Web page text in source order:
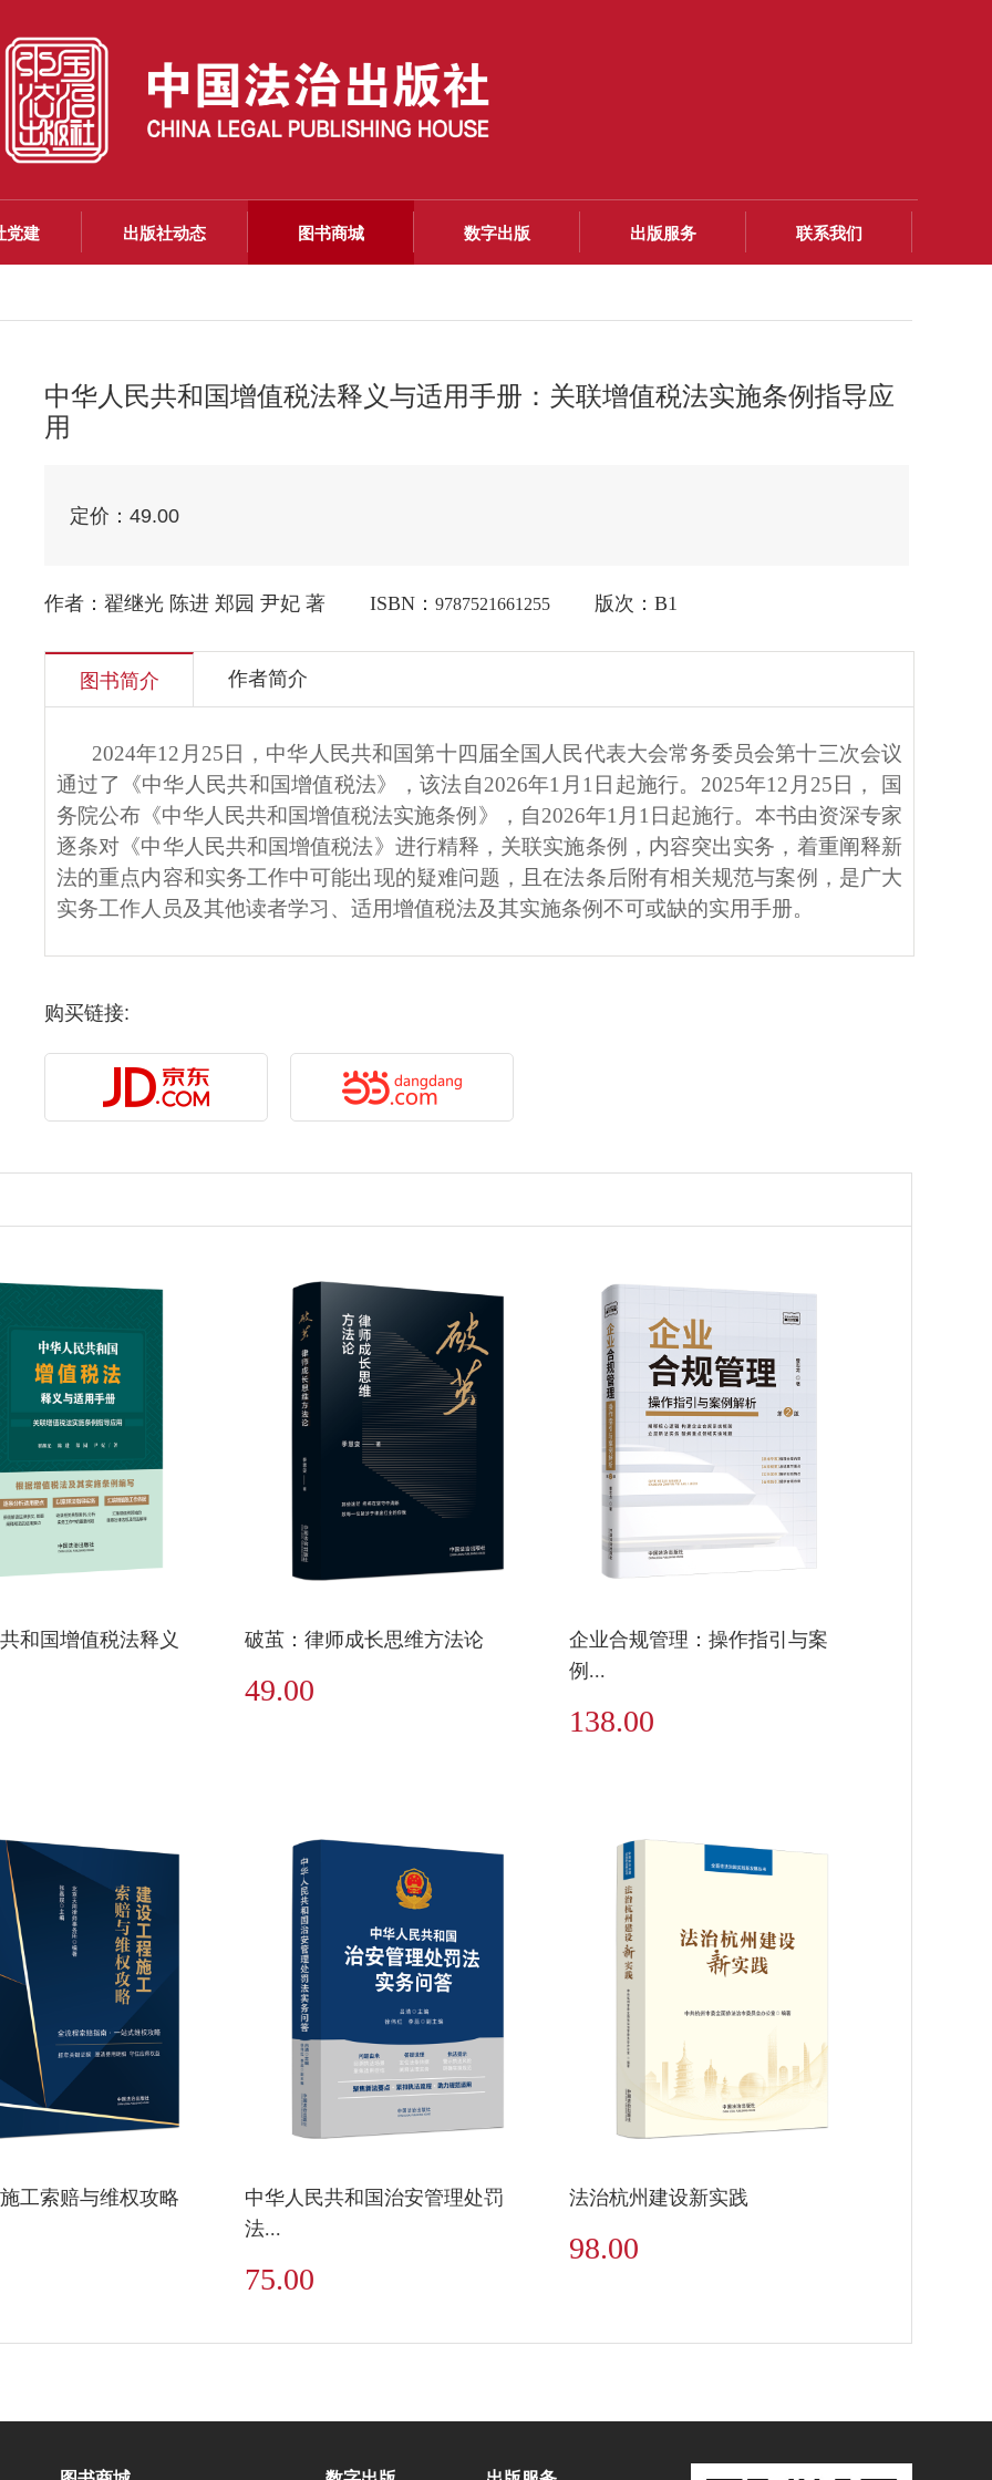
党建 出版社动态 图书商城 数字出版 出版服务 联系我们
中华人民共和国增值税法释义与适用手册：关联增值税法实施条例指导应
用
定价： 49.00
作者：翟继光 陈进 郑园 尹妃 著 ISBN： 9787521661255 版次：B1
图书简介 作者简介
2024年12月25日，中华人民共和国第十四届全国人民代表大会常务委员会第十三次会议
通过了《中华人民共和国增值税法》，该法自2026年1月1日起施行。2025年12月25日， 国
务院公布《中华人民共和国增值税法实施条例》，自2026年1月1日起施行。本书由资深专家
逐条对《中华人民共和国增值税法》进行精释，关联实施条例，内容突出实务，着重阐释新
法的重点内容和实务工作中可能出现的疑难问题，且在法条后附有相关规范与案例，是广大
实务工作人员及其他读者学习、适用增值税法及其实施条例不可或缺的实用手册。
购买链接:
和国增值税法释义 破茧：律师成长思维方法论
49.00
企业合规管理：操作指引与案
例...
138.00
工索赔与维权攻略
中华人民共和国治安管理处罚
法...
75.00
法治杭州建设新实践
98.00